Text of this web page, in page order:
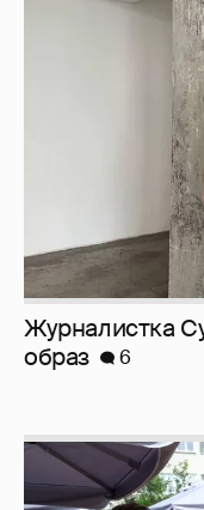
Журналистка
образ
6